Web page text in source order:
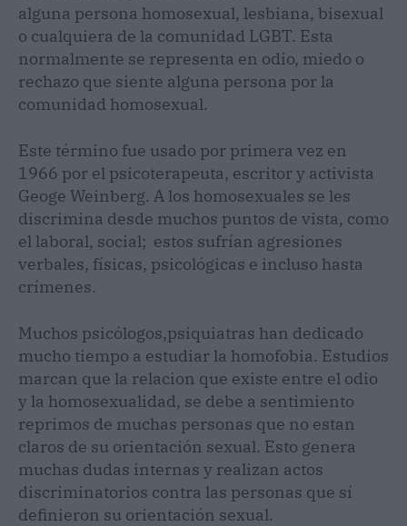
alguna persona homosexual, lesbiana, bisexual
o cualquiera de la comunidad LGBT. Esta
normalmente se representa en odio, miedo o
rechazo que siente alguna persona por la
comunidad homosexual.
Este término fue usado por primera vez en
1966 por el psicoterapeuta, escritor y activista
Geoge Weinberg. A los homosexuales se les
discrimina desde muchos puntos de vista, como
el laboral, social; estos sufrían agresiones
verbales, físicas, psicológicas e incluso hasta
crímenes.
Muchos psicólogos,psiquiatras han dedicado
mucho tiempo a estudiar la homofobia. Estudios
marcan que la relacion que existe entre el odio
y la homosexualidad, se debe a sentimiento
reprimos de muchas personas que no estan
claros de su orientación sexual. Esto genera
muchas dudas internas y realizan actos
discriminatorios contra las personas que sí
definieron su orientación sexual.